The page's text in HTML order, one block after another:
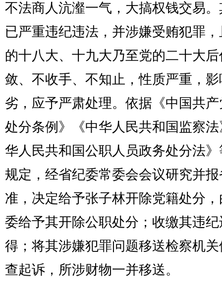
不法商人沆瀣一气，大搞权钱交易
已严重违纪违法，并涉嫌受贿犯罪
的十八大、十九大乃至党的二十大
敛、不收手、不知止，性质严重，
劣，应予严肃处理。依据《中国共
处分条例》《中华人民共和国监察
华人民共和国公职人员政务处分法
规定，经省纪委常委会会议研究并
准，决定给予张子林开除党籍处分
委给予其开除公职处分；收缴其违
得；将其涉嫌犯罪问题移送检察机
查起诉，所涉财物一并移送。